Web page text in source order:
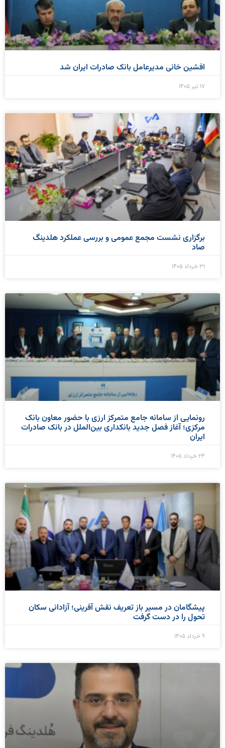
افشین خانی مدیرعامل بانک صادرات ایران شد
۱۷ تیر ۱۴۰۵
برگزاری نشست مجمع عمومی و بررسی عملکرد هلدینگ
صاد
۳۱ خرداد ۱۴۰۵
رونمایی از سامانه جامع متمرکز ارزی با حضور معاون بانک
مرکزی؛ آغاز فصل جدید بانکداری بین‌الملل در بانک صادرات
ایران
۲۴ خرداد ۱۴۰۵
پیشگامان در مسیر باز تعریف نقش آفرینی؛ آزادانی سکان
تحول را در دست گرفت
۹ خرداد ۱۴۰۵